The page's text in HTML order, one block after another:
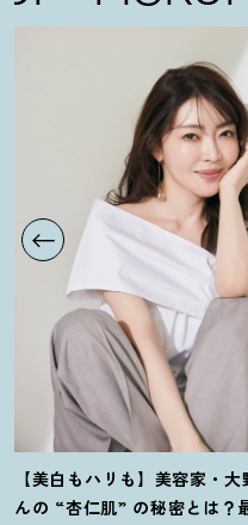
【美白もハリも】美容家・
んの “杏仁肌” の秘密とは ？